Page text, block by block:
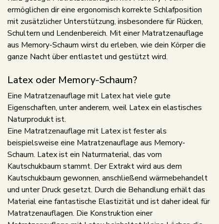
ermöglichen dir eine ergonomisch korrekte Schlafposition
mit zusätzlicher Unterstützung, insbesondere für Rücken,
Schultern und Lendenbereich. Mit einer Matratzenauflage
aus Memory-Schaum wirst du erleben, wie dein Körper die
ganze Nacht über entlastet und gestützt wird.
Latex oder Memory-Schaum?
Eine Matratzenauflage mit Latex hat viele gute
Eigenschaften, unter anderem, weil Latex ein elastisches
Naturprodukt ist.
Eine Matratzenauflage mit Latex ist fester als
beispielsweise eine Matratzenauflage aus Memory-
Schaum. Latex ist ein Naturmaterial, das vom
Kautschukbaum stammt. Der Extrakt wird aus dem
Kautschukbaum gewonnen, anschließend wärmebehandelt
und unter Druck gesetzt. Durch die Behandlung erhält das
Material eine fantastische Elastizität und ist daher ideal für
Matratzenauflagen. Die Konstruktion einer